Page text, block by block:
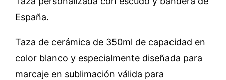
España.
Taza de cerámica de 350ml de capacidad en
color blanco y especialmente diseñada para
marcaje en sublimación válida para